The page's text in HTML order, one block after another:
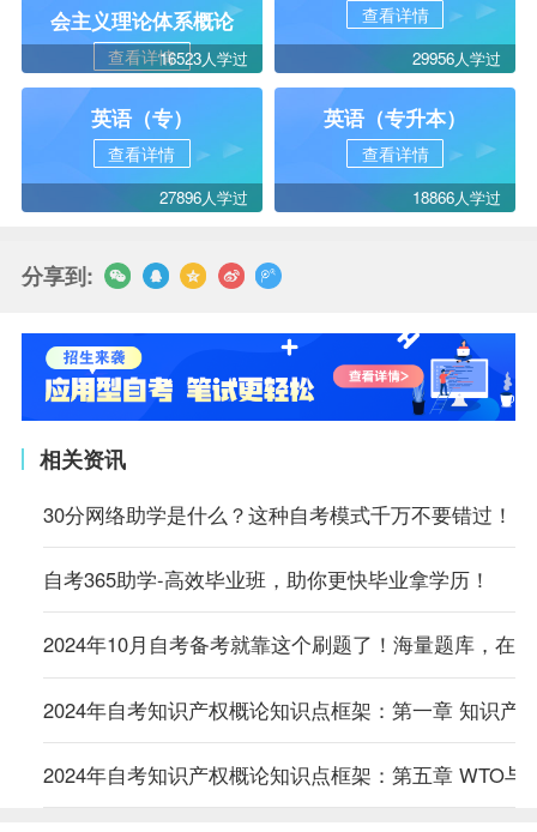
会主义理论体系概论
查看详情16523人学过
查看详情
29956人学过
英语（专）
查看详情
27896人学过
英语（专升本）
查看详情
18866人学过
分享到:
相关资讯
30分网络助学是什么？这种自考模式千万不要错过！
自考365助学-高效毕业班，助你更快毕业拿学历！
2024年10月自考备考就靠这个刷题了！海量题库，在
2024年自考知识产权概论知识点框架：第一章 知识产
2024年自考知识产权概论知识点框架：第五章 WTO与